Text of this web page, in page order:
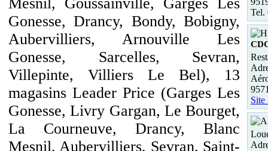
Gonesse, Drancy, Bondy, Bobigny,
Aubervilliers, Arnouville Les
Gonesse, Sarcelles, Sevran,
Villepinte, Villiers Le Bel), 13
magasins Leader Price (Garges Les
Gonesse, Livry Gargan, Le Bourget,
La Courneuve, Drancy, Blanc
Mesnil, Aubervilliers, Sevran, Saint-
Tel.
Site